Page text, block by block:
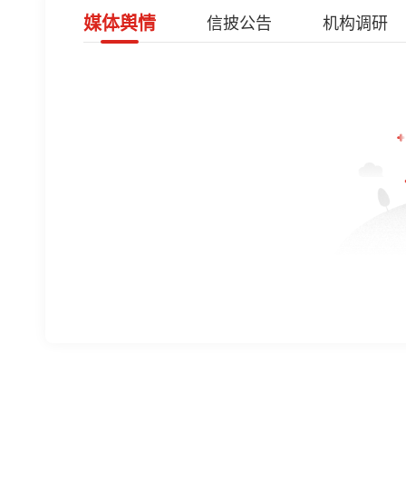
媒体舆情 信披公告 机构调研